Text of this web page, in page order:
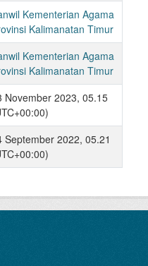
Kementerian Agama
Kalimanatan Timur
Kementerian Agama
Kalimanatan Timur
November 2023, 05.15
September 2022, 05.21